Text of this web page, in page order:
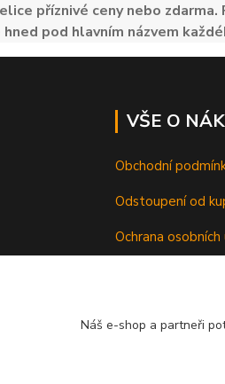
příznivé ceny nebo
pod hlavním názvem
VŠE O
Obchodní
Odstoupení od
Ochrana osobních
Náš e-shop a partneři